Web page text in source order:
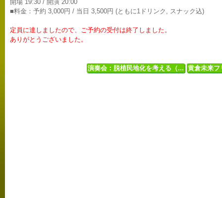
開場 19:30 / 開演 20:00
■料金：予約 3,000円 / 当日 3,500円 (ともに1ドリンク, スナック込)
定員に達しましたので、ご予約の受付は終了しました。
ありがとうございました。
演奏会：脱植民地化を考える（... 黄倉未来